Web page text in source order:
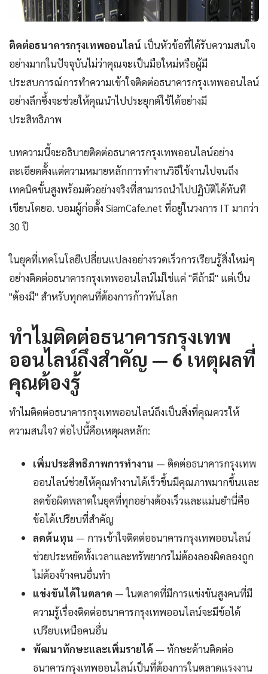
ติดต่อธนาคารกรุงเทพออนไลน์ เป็นหัวข้อที่ได้รับความสนใจ
อย่างมากในปัจจุบันไม่ว่าคุณจะเป็นมือใหม่หรือผู้มี
ประสบการณ์การทำความเข้าใจติดต่อธนาคารกรุงเทพออนไลน์
อย่างลึกซึ้งจะช่วยให้คุณนำไปประยุกต์ใช้ได้อย่างมี
ประสิทธิภาพ
บทความนี้จะอธิบายติดต่อธนาคารกรุงเทพออนไลน์อย่าง
ละเอียดตั้งแต่ความหมายหลักการทำงานวิธีใช้งานไปจนถึง
เทคนิคขั้นสูงพร้อมตัวอย่างจริงที่สามารถนำไปปฏิบัติได้ทันที
เขียนโดยอ. บอมผู้ก่อตั้ง SiamCafe.net ที่อยู่ในวงการ IT มากว่า
30 ปี
ในยุคที่เทคโนโลยีเปลี่ยนแปลงอย่างรวดเร็วการเรียนรู้สิ่งใหม่ๆ
อย่างติดต่อธนาคารกรุงเทพออนไลน์ไม่ใช่แค่ "ดีถ้ามี" แต่เป็น
"ต้องมี" สำหรับทุกคนที่ต้องการก้าวทันโลก
ทำไมติดต่อธนาคารกรุงเทพ
ออนไลน์ถึงสำคัญ — 6 เหตุผลที่
คุณต้องรู้
ทำไมติดต่อธนาคารกรุงเทพออนไลน์ถึงเป็นสิ่งที่คุณควรให้
ความสนใจ? ต่อไปนี้คือเหตุผลหลัก:
เพิ่มประสิทธิภาพการทำงาน — ติดต่อธนาคารกรุงเทพ
ออนไลน์ช่วยให้คุณทำงานได้เร็วขึ้นมีคุณภาพมากขึ้นและ
ลดข้อผิดพลาดในยุคที่ทุกอย่างต้องเร็วและแม่นยำนี่คือ
ข้อได้เปรียบที่สำคัญ
ลดต้นทุน — การเข้าใจติดต่อธนาคารกรุงเทพออนไลน์
ช่วยประหยัดทั้งเวลาและทรัพยากรไม่ต้องลองผิดลองถูก
ไม่ต้องจ้างคนอื่นทำ
แข่งขันได้ในตลาด — ในตลาดที่มีการแข่งขันสูงคนที่มี
ความรู้เรื่องติดต่อธนาคารกรุงเทพออนไลน์จะมีข้อได้
เปรียบเหนือคนอื่น
พัฒนาทักษะและเพิ่มรายได้ — ทักษะด้านติดต่อ
ธนาคารกรุงเทพออนไลน์เป็นที่ต้องการในตลาดแรงงาน